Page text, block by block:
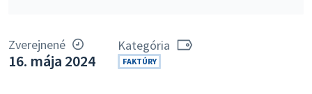
Zverejnené
16. mája 2024
Kategória
FAKTÚRY